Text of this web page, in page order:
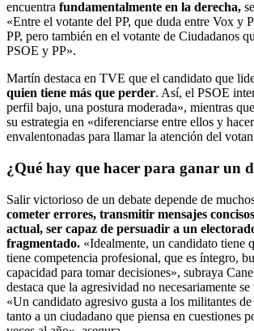
encuentra fundamentalmente en la derecha,
«Entre el votante del PP, que duda entre Vox y
PP, pero también en el votante de Ciudadanos
PSOE y PP».
Martín destaca en TVE que el candidato que
quien tiene más que perder. Así, el PSOE
perfil bajo, una postura moderada», mientras
su estrategia en «diferenciarse entre ellos y
envalentonadas para llamar la atención del
¿Qué hay que hacer para ganar un
Salir victorioso de un debate depende de
cometer errores, transmitir mensajes
actual, ser capaz de persuadir a un
fragmentado. «Idealmente, un candidato tiene
tiene competencia profesional, que es íntegro,
capacidad para tomar decisiones», subraya
destaca que la agresividad no necesariamente
«Un candidato agresivo gusta a los militantes
tanto a un ciudadano que piensa en cuestiones